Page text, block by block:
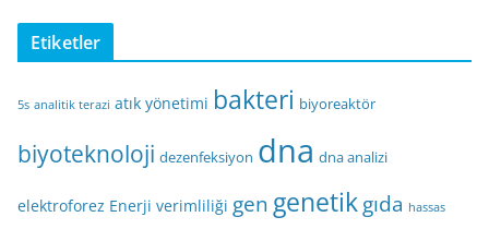
Etiketler
5s analitik terazi atık yönetimi bakteri biyoreaktör
biyoteknoloji dezenfeksiyon dna dna analizi
elektroforez Enerji verimliliği gen genetikgıda hassas